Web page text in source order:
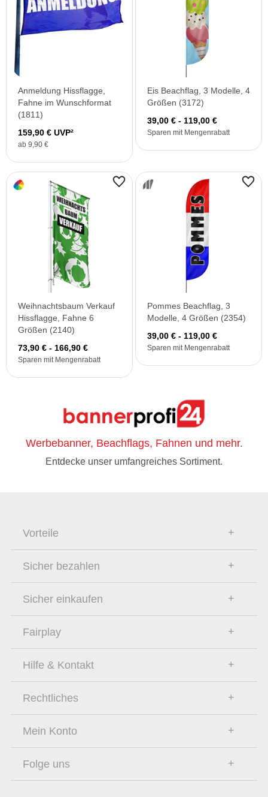
Anmeldung Hissflagge,
Fahne im Wunschformat
(1811)
159,90 € UVP²
ab 9,90 €
Eis Beachflag, 3 Modelle, 4
Größen (3172)
39,00 € - 119,00 €
Sparen mit Mengenrabatt
Weihnachtsbaum Verkauf
Hissflagge, Fahne 6
Größen (2140)
73,90 € - 166,90 €
Sparen mit Mengenrabatt
Pommes Beachflag, 3
Modelle, 4 Größen (2354)
39,00 € - 119,00 €
Sparen mit Mengenrabatt
Werbebanner, Beachflags, Fahnen und mehr.
Entdecke unser umfangreiches Sortiment.
Vorteile
Sicher bezahlen
Sicher einkaufen
Fairplay
Hilfe & Kontakt
Rechtliches
Mein Konto
Folge uns